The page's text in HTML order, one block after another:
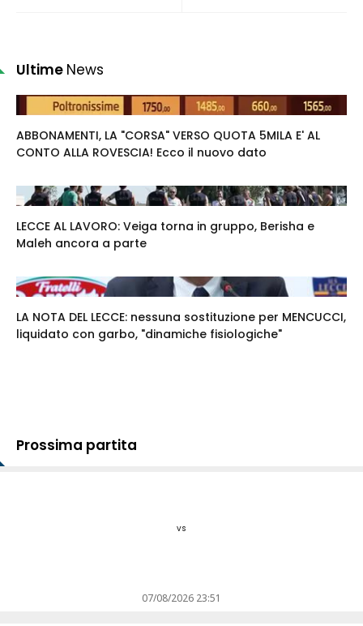
Ultime News
ABBONAMENTI, LA "CORSA" VERSO QUOTA 5MILA E' AL
CONTO ALLA ROVESCIA! Ecco il nuovo dato
LECCE AL LAVORO: Veiga torna in gruppo, Berisha e
Maleh ancora a parte
LA NOTA DEL LECCE: nessuna sostituzione per MENCUCCI,
liquidato con garbo, "dinamiche fisiologiche"
Prossima partita
vs
07/08/2026 23:51